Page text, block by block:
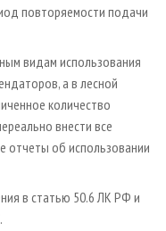
повторяемости подачи
видам использования
а в лесной
количество
внести все
отчеты об использовании
в статью 50.6 ЛК РФ и